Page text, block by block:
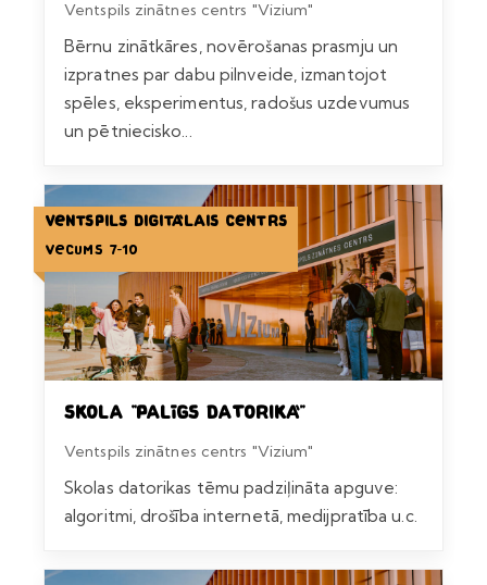
Ventspils zinātnes centrs "Vizium"
Bērnu zinātkāres, novērošanas prasmju un
izpratnes par dabu pilnveide, izmantojot
spēles, eksperimentus, radošus uzdevumus
un pētniecisko...
Ventspils Digitālais centrs
Vecums 7-10
Skola “Palīgs datorikā”
Ventspils zinātnes centrs "Vizium"
Skolas datorikas tēmu padziļināta apguve:
algoritmi, drošība internetā, medijpratība u.c.